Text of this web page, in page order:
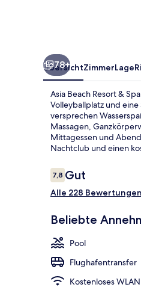
78+
ÜbersichtZimmerLage
Asia Beach Resort &
Volleyballplatz und
versprechen
Massagen,
Mittagessen und
Nachtclub und einen
Bewertungen
7,87,8 von 10.
Gut
Alle 228
Beliebte
Pool
Flughafentransfer
Kostenloses WLAN